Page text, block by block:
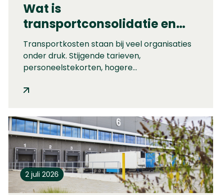
Wat is
transportconsolidatie en
wanneer levert het écht
kostenbesparing op?
Transportkosten staan bij veel organisaties
onder druk. Stijgende tarieven,
personeelstekorten, hogere
wetgeving, en spoedorders maken transport
2 juli 2026